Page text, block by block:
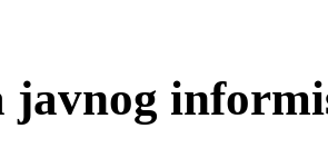
javnog